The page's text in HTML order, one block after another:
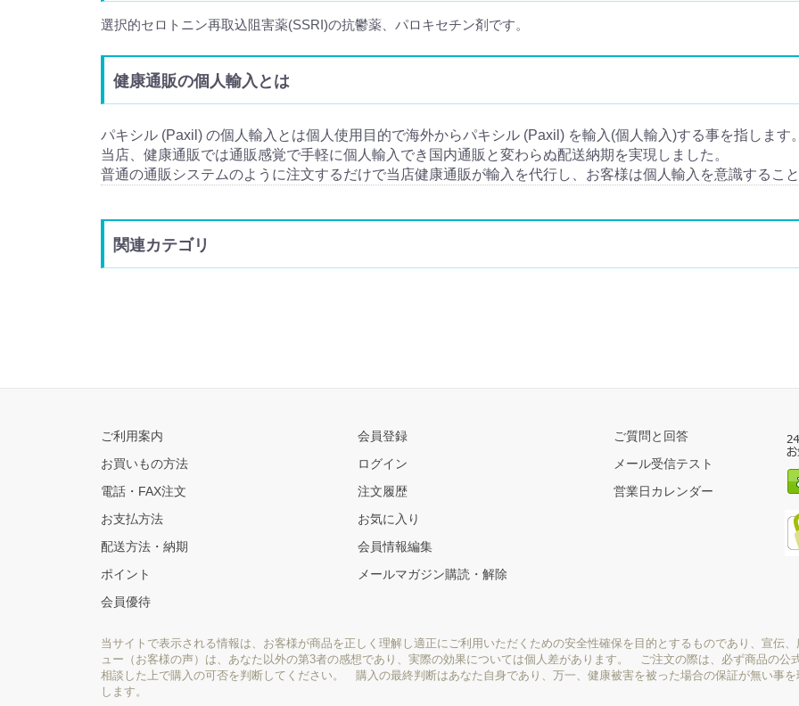
選択的セロトニン再取込阻害薬(SSRI)の抗鬱薬、パロキセチン剤です。
健康通販の個人輸入とは
パキシル (Paxil) の個人輸入とは個人使用目的で海外からパキシル (Paxil) を輸入(個人輸入)する事を指します。
当店、健康通販では通販感覚で手軽に個人輸入でき国内通販と変わらぬ配送納期を実現しました。
普通の通販システムのように注文するだけで当店健康通販が輸入を代行し、お客様は個人輸入を意識するこ
関連カテゴリ
ご利用案内
お買いもの方法
電話・FAX注文
お支払方法
配送方法・納期
ポイント
会員優待
会員登録
ログイン
注文履歴
お気に入り
会員情報編集
メールマガジン購読・解除
ご質問と回答
メール受信テスト
営業日カレンダー
当サイトで表示される情報は、お客様が商品を正しく理解し適正にご利用いただくための安全性確保を目的とするものであり、宣
ュー（お客様の声）は、あなた以外の第3者の感想であり、実際の効果については個人差があります。 ご注文の際は、必ず商品の公
相談した上で購入の可否を判断してください。 購入の最終判断はあなた自身であり、万一、健康被害を被った場合の保証が無い事
します。